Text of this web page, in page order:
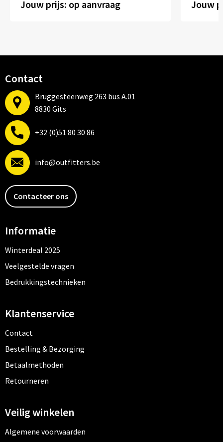
Jouw prijs: op aanvraag Jouw
Contact
Bruggesteenweg 263 bus A.01
8830 Gits
+32 (0)51 80 30 86
info@outfitters.be
Contacteer ons
Informatie
Winterdeal 2025
Veelgestelde vragen
Bedrukkingstechnieken
Klantenservice
Contact
Bestelling & Bezorging
Betaalmethoden
Retourneren
Veilig winkelen
Algemene voorwaarden